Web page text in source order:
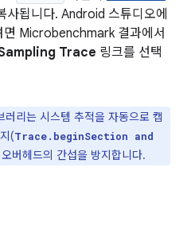
사됩니다. Android 스튜디오에
면 Microbenchmark 결과에서
Trace 링크를 선택
리는 시스템 추적을 자동으로 캡
(Trace.beginSection and
버헤드의 간섭을 방지합니다.